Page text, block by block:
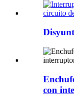
con